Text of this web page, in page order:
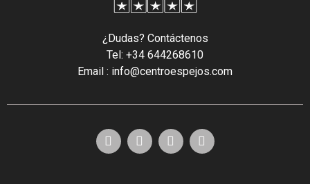
¿Dudas? Contáctenos
Tel: +34 644268610
Email : info@centroespejos.com